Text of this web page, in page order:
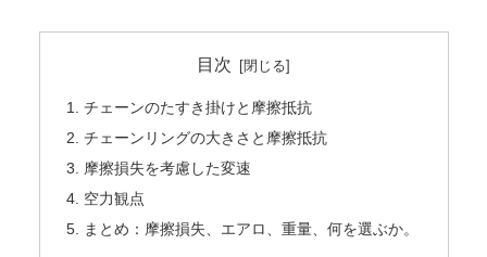
目次
チェーンのたすき掛けと摩擦抵抗
チェーンリングの大きさと摩擦抵抗
摩擦損失を考慮した変速
空力観点
まとめ：摩擦損失、エアロ、重量、何を選ぶか。